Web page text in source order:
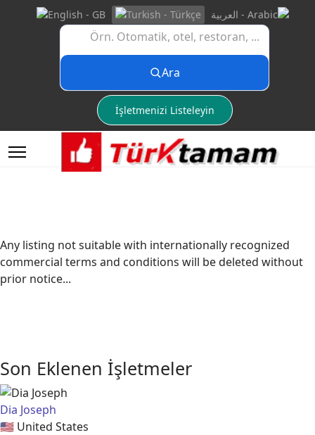
Ara
İşletmenizi Listeleyin
Any listing not suitable with internationally recognized
commercial terms and conditions will be deleted without
prior notice...
Son Eklenen İşletmeler
Dia Joseph
🇺🇸 United States